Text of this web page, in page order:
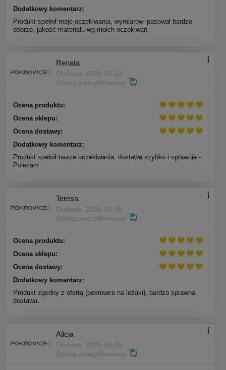
Dodatkowy komentarz:
Produkt spełnił moje oczekiwania, wymiarowi pasował bardzo
dobrze, jakość materiału wg moich oczekiwań.
Renata
Dodano: 2026-06-22
Opinia zweryfikowana
Ocena produktu:
Ocena sklepu:
Ocena dostawy:
Dodatkowy komentarz:
Produkt spełnił nasze oczekiwania, dostawa szybko i sprawnie -
Polecam
Teresa
Dodano: 2026-06-05
Opinia zweryfikowana
Ocena produktu:
Ocena sklepu:
Ocena dostawy:
Dodatkowy komentarz:
Produkt zgodny z ofertą (pokrowce na leżaki}, bardzo sprawna
dostawa.
Alicja
Dodano: 2026-06-05
Opinia zweryfikowana